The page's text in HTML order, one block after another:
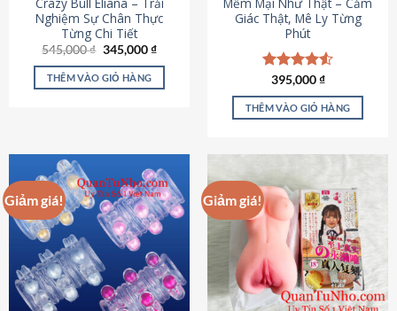
Crazy Bull Eliana – Trải
Nghiệm Sự Chân Thực
Từng Chi Tiết
545,000₫ Giá
là:
545,000 ₫.
345,000₫Giá
tại
THÊM VÀO GIỎ HÀNG
Mềm Mại Như Thật – Cảm
Giác Thật, Mê Ly Từng
Phút
Được xếp
hạng4.53
5 sao
395,000₫
THÊM VÀO GIỎ HÀNG
Giảm giá! Giảm giá!